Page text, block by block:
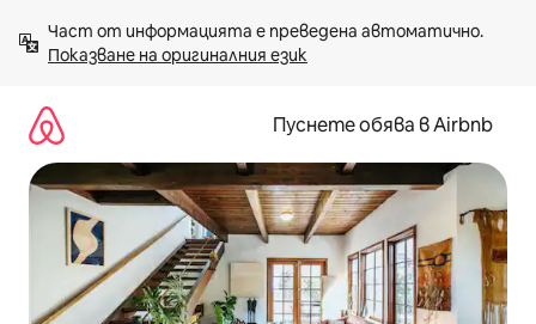
към
съдържанието
Показване на оригиналния език
Пуснете обява в Airbnb